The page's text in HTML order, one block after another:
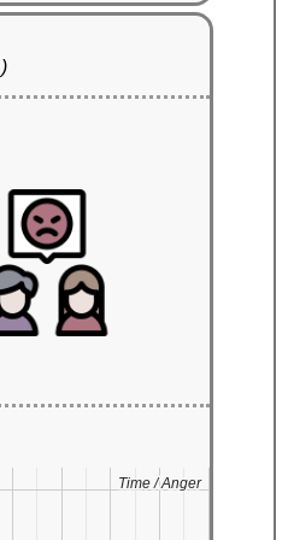
)
Time / Anger
Time / Anger